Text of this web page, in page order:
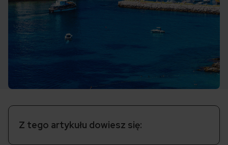
Z tego artykułu dowiesz się: